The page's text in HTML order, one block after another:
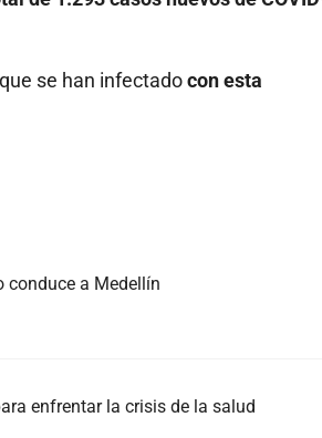
se han infectadocon esta
conduce a Medellín
enfrentar la crisis de la salud